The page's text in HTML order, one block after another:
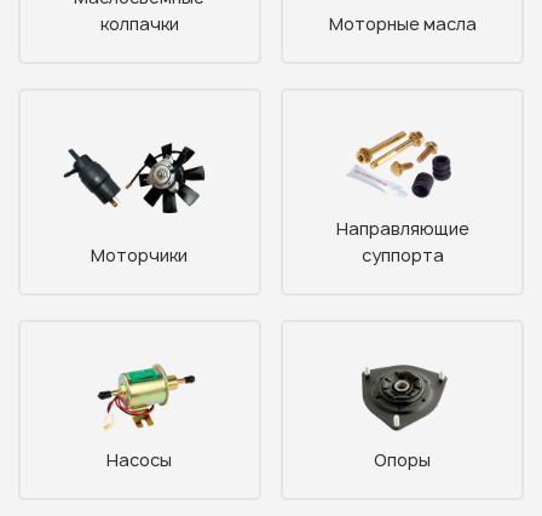
колпачки
Моторные масла
Моторчики
Направляющие
суппорта
Насосы Опоры